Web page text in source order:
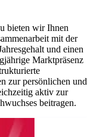
bieten wir Ihnen
mit der
und einen
Marktpräsenz
zur persönlichen und
aktiv zur
beitragen.